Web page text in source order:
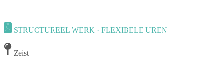
STRUCTUREEL WERK · FLEXIBELE UREN
Zeist